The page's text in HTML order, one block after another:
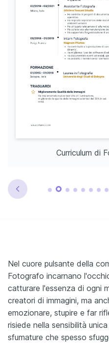
Curriculum di
Nel cuore pulsante della
Fotografo incarnano
catturare l'essenza di ogni
creatori di immagini, ma
emozionare, stupire e far
risiede nella sensibilità
sfumature che spesso